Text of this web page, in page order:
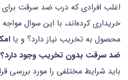
اغلب افرادی که درب ضد سرقت برای
خریداری کرده‌اند، با این سوال
محصول به تخریب نیاز دارد؟ و یا
ضد سرقت بدون تخریب وجود دارد؟
باید شرایط مختلفی را مورد بررسی